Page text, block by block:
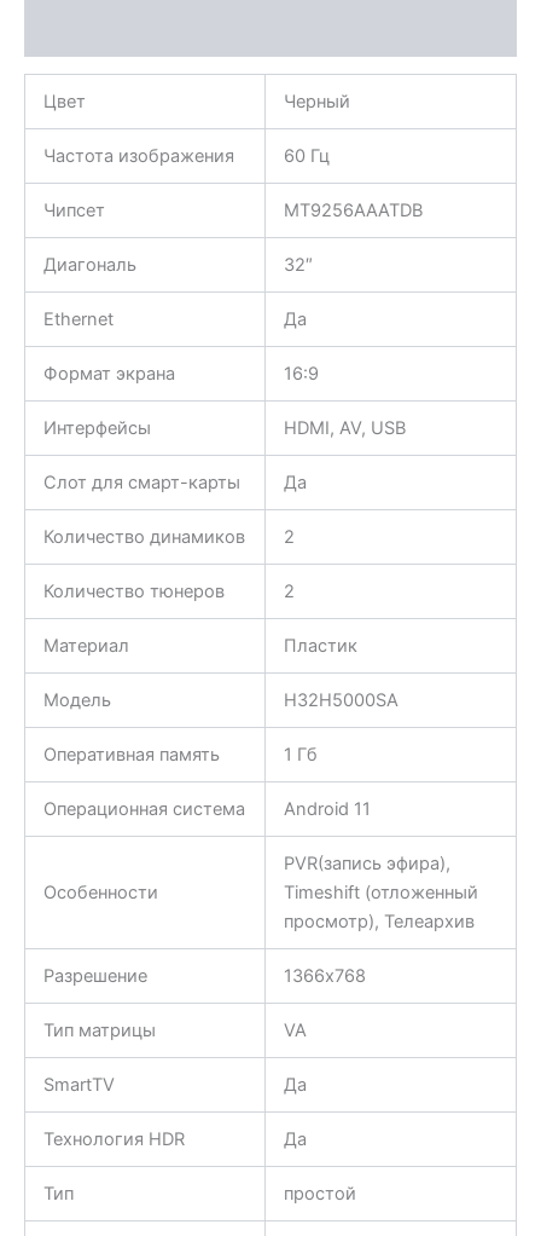
Цвет Черный
Частота изображения 60 Гц
Чипсет MT9256AAATDB
Диагональ 32″
Ethernet Да
Формат экрана 16:9
Интерфейсы HDMI, AV, USB
Слот для смарт-карты Да
Количество динамиков 2
Количество тюнеров 2
Материал Пластик
Модель H32H5000SA
Оперативная память 1 Гб
Операционная система Android 11
Особенности
PVR(запись эфира),
Timeshift (отложенный
просмотр), Телеархив
Разрешение 1366х768
Тип матрицы VA
SmartTV Да
Технология HDR Да
Тип простой